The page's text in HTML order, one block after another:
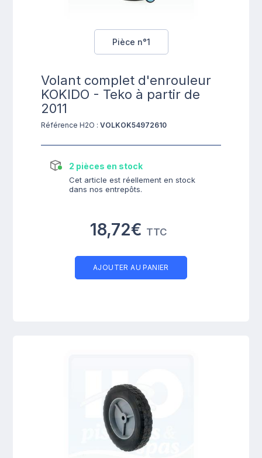
Pièce n°1
Volant complet d'enrouleur
KOKIDO - Teko à partir de
2011
Référence H2O :VOLKOK54972610
2 pièces en stock
Cet article est réellement en stock
dans nos entrepôts.
18,72€ TTC
AJOUTER AU PANIER